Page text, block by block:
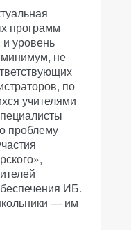
программ
уровень
не
по
учителями
проблему
ИБ.
— им